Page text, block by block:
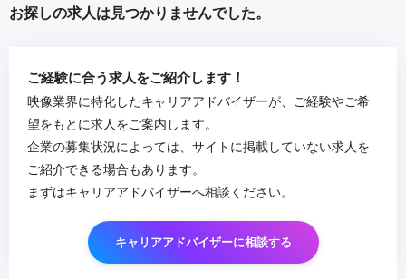
お探しの求人は見つかりませんでした。
ご経験に合う求人をご紹介します！
映像業界に特化したキャリアアドバイザーが、ご経験やご希
望をもとに求人をご案内します。
企業の募集状況によっては、サイトに掲載していない求人を
ご紹介できる場合もあります。
まずはキャリアアドバイザーへ相談ください。
キャリアアドバイザーに相談する